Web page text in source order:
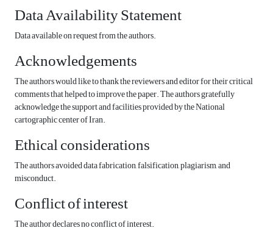
Data Availability Statement
Data available on request from the authors.
Acknowledgements
The authors would like to thank the reviewers and editor for their critical
comments that helped to improve the paper. The authors gratefully
acknowledge the support and facilities provided by the National
cartographic center of Iran.
Ethical considerations
The authors avoided data fabrication, falsification, plagiarism, and
misconduct.
Conflict of interest
The author declares no conflict of interest.